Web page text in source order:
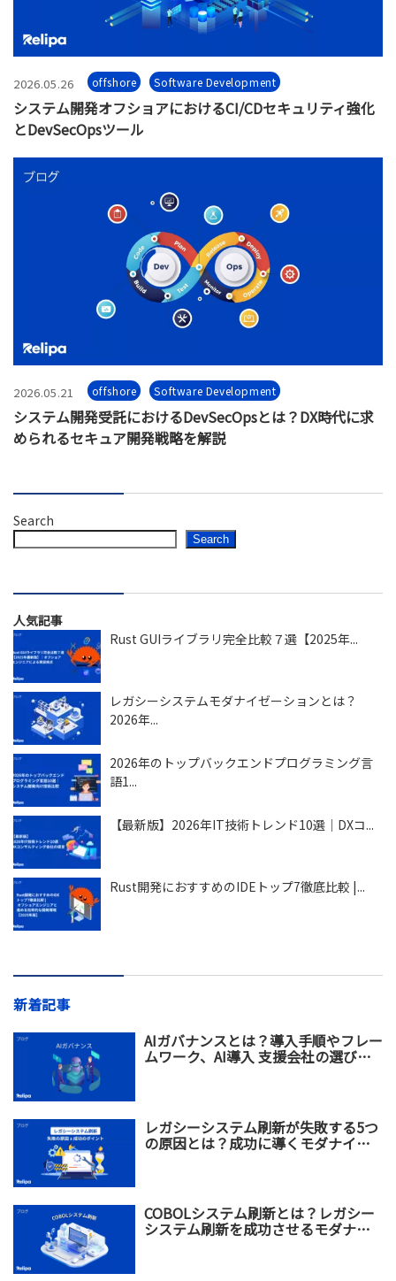
2026.05.26 offshore Software Development
システム開発オフショアにおけるCI/CDセキュリティ強化
とDevSecOpsツール
2026.05.21 offshore Software Development
システム開発受託におけるDevSecOpsとは？DX時代に求
められるセキュア開発戦略を解説
Search
Search
人気記事
Rust GUIライブラリ完全比較７選【2025年...
レガシーシステムモダナイゼーションとは？
2026年...
2026年のトップバックエンドプログラミング言
語1...
【最新版】2026年IT技術トレンド10選｜DXコ...
Rust開発におすすめのIDEトップ7徹底比較 |...
新着記事
AIガバナンスとは？導入手順やフレー
ムワーク、AI導入 支援会社の選び方
レガシーシステム刷新が失敗する5つ
の原因とは？成功に導くモダナイゼ
COBOLシステム刷新とは？レガシー
システム刷新を成功させるモダナイ